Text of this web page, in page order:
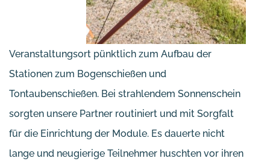
Veranstaltungsort pünktlich zum Aufbau der
Stationen zum Bogenschießen und
Tontaubenschießen. Bei strahlendem Sonnenschein
sorgten unsere Partner routiniert und mit Sorgfalt
für die Einrichtung der Module. Es dauerte nicht
lange und neugierige Teilnehmer huschten vor ihren